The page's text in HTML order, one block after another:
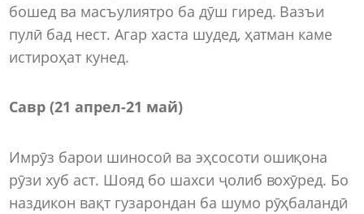
бошед ва масъулиятро ба дӯш гиред. Вазъи
пулӣ бад нест. Агар хаста шудед, ҳатман каме
истироҳат кунед.
Савр (21 апрел-21 май)
Имрӯз барои шиносоӣ ва эҳсосоти ошиқона
рӯзи хуб аст. Шояд бо шахси ҷолиб вохӯред. Бо
наздикон вақт гузарондан ба шумо рӯҳбаландӣ